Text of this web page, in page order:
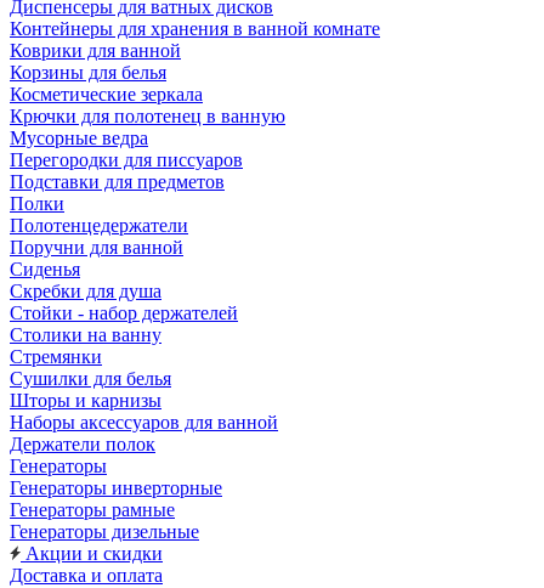
Диспенсеры для ватных дисков
Контейнеры для хранения в ванной комнате
Коврики для ванной
Корзины для белья
Косметические зеркала
Крючки для полотенец в ванную
Мусорные ведра
Перегородки для писсуаров
Подставки для предметов
Полки
Полотенцедержатели
Поручни для ванной
Сиденья
Скребки для душа
Стойки - набор держателей
Столики на ванну
Стремянки
Сушилки для белья
Шторы и карнизы
Наборы аксессуаров для ванной
Держатели полок
Генераторы
Генераторы инверторные
Генераторы рамные
Генераторы дизельные
Акции и скидки
Доставка и оплата